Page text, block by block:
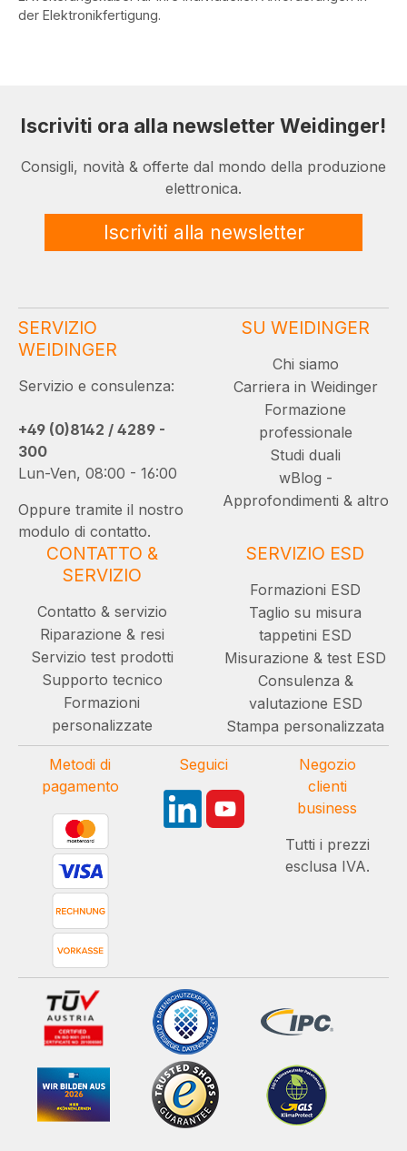
der Elektronikfertigung.
Iscriviti ora alla newsletter Weidinger!
Consigli, novità & offerte dal mondo della produzione
elettronica.
Iscriviti alla newsletter
SERVIZIO
WEIDINGER
Servizio e consulenza:
+49 (0)8142 / 4289 -
300
Lun-Ven, 08:00 - 16:00
Oppure tramite il nostro
modulo di contatto.
SU WEIDINGER
Chi siamo
Carriera in Weidinger
Formazione
professionale
Studi duali
wBlog -
Approfondimenti & altro
CONTATTO &
SERVIZIO
Contatto & servizio
Riparazione & resi
Servizio test prodotti
Supporto tecnico
Formazioni
personalizzate
SERVIZIO ESD
Formazioni ESD
Taglio su misura
tappetini ESD
Misurazione & test ESD
Consulenza &
valutazione ESD
Stampa personalizzata
Metodi di
pagamento
Seguici
Negozio
clienti
business
Tutti i prezzi
esclusa IVA.